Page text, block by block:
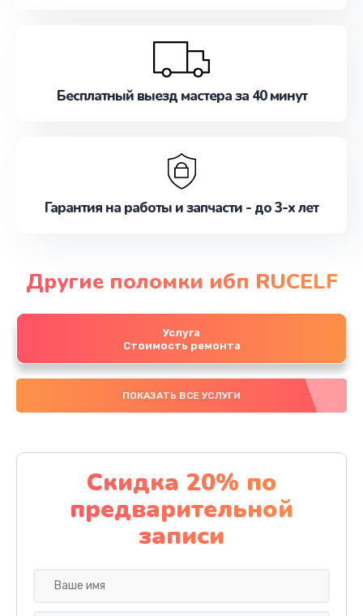
Бесплатный выезд мастера за 40 минут
Гарантия на работы и запчасти - до 3-х лет
Другие поломки ибп RUCELF
Услуга
Стоимость ремонта
ПОКАЗАТЬ ВСЕ УСЛУГИ
Скидка 20% по
предварительной
записи